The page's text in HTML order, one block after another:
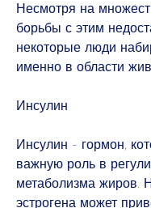
Несмотря на
борьбы с этим
некоторые люди
именно в области
Инсулин
Инсулин - гормон,
важную роль в
метаболизма жиров.
эстрогена может